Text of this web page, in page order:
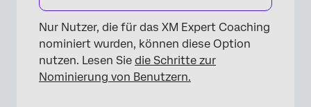
Nur Nutzer, die für das XM Expert Coaching
nominiert wurden, können diese Option
nutzen. Lesen Sie die Schritte zur
Nominierung von Benutzern.